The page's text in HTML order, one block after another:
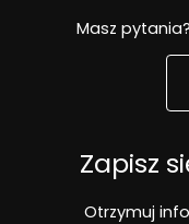
Masz
Zapisz
Otrzymuj